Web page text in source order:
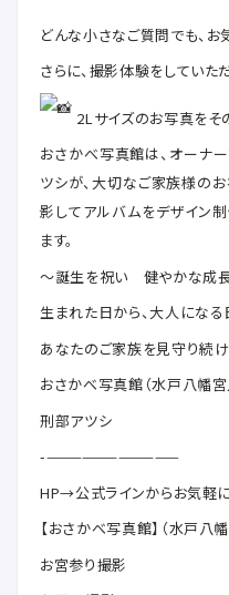
どんな小さなご質問でも、お
さらに、撮影体験をしていた
2Lサイズのお写真をそ
おさかべ写真館は、オーナー
ツシが、大切なご家族様の
影してアルバムをデザイン
ます。
〜誕生を祝い 健やかな成
生まれた日から、大人になる
あなたのご家族を見守り続け
おさかべ写真館（水戸八幡宮
刑部アツシ
-———————————
HP→公式ラインからお気軽
【おさかべ写真館】（水戸八
お宮参り撮影